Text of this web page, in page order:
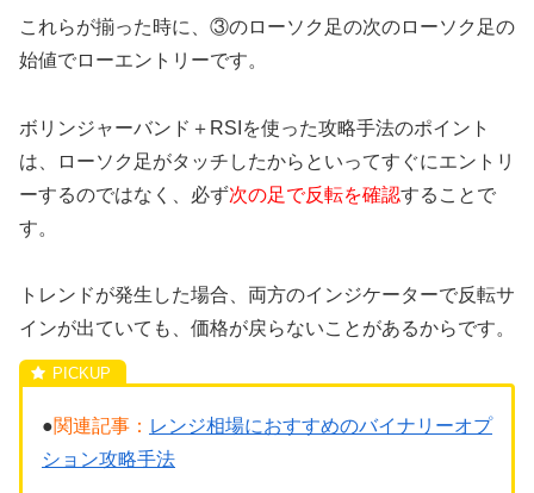
これらが揃った時に、③のローソク足の次のローソク足の
始値でローエントリーです。
ボリンジャーバンド＋RSIを使った攻略手法のポイント
は、ローソク足がタッチしたからといってすぐにエントリ
ーするのではなく、必ず次の足で反転を確認することで
す。
トレンドが発生した場合、両方のインジケーターで反転サ
インが出ていても、価格が戻らないことがあるからです。
●関連記事： レンジ相場におすすめのバイナリーオプ
ション攻略手法